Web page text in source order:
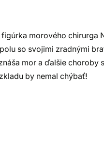
morového chirurga
so svojimi zradnými
mor a ďalšie choroby
by nemal chýbať!